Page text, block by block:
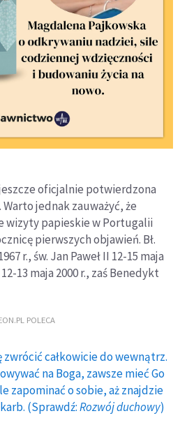
oficjalnie potwierdzona
jednak zauważyć, że
wizyty papieskie w Portugalii
pierwszych objawień. Bł.
r., św. Jan Paweł II 12-15 maja
12-13 maja 2000 r., zaś Benedykt
POLECA
zwrócić całkowicie do wewnątrz.
na Boga, zawsze mieć Go
zapominać o sobie, aż znajdzie
(Sprawdź:Rozwój duchowy)